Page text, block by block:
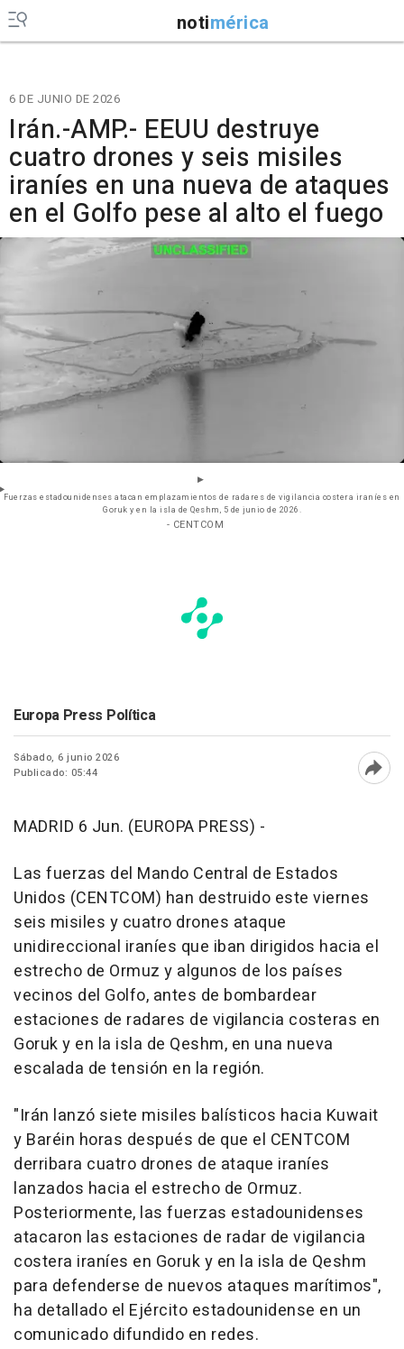
notimérica
6 DE JUNIO DE 2026
Irán.-AMP.- EEUU destruye
cuatro drones y seis misiles
iraníes en una nueva de ataques
en el Golfo pese al alto el fuego
Fuerzas estadounidenses atacan emplazamientos de radares de vigilancia costera iraníes en
Goruk y en la isla de Qeshm, 5 de junio de 2026.
- CENTCOM
Europa Press Política
Sábado, 6 junio 2026
Publicado: 05:44
MADRID 6 Jun. (EUROPA PRESS) -
Las fuerzas del Mando Central de Estados
Unidos (CENTCOM) han destruido este viernes
seis misiles y cuatro drones ataque
unidireccional iraníes que iban dirigidos hacia el
estrecho de Ormuz y algunos de los países
vecinos del Golfo, antes de bombardear
estaciones de radares de vigilancia costeras en
Goruk y en la isla de Qeshm, en una nueva
escalada de tensión en la región.
"Irán lanzó siete misiles balísticos hacia Kuwait
y Baréin horas después de que el CENTCOM
derribara cuatro drones de ataque iraníes
lanzados hacia el estrecho de Ormuz.
Posteriormente, las fuerzas estadounidenses
atacaron las estaciones de radar de vigilancia
costera iraníes en Goruk y en la isla de Qeshm
para defenderse de nuevos ataques marítimos",
ha detallado el Ejército estadounidense en un
comunicado difundido en redes.